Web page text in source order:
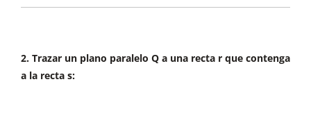
frontales u horizontales ya que sus proyecciones
son paralelas a las trazas del plano, por tanto, si
2. Trazar un plano paralelo Q a una recta r que contenga
a la recta s: